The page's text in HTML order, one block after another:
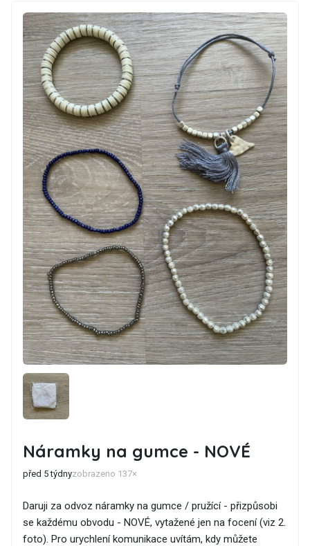
Náramky na gumce - NOVÉ
před 5 týdnyzobrazeno 137×
Daruji za odvoz náramky na gumce / pružící - přizpůsobi
se každému obvodu - NOVÉ, vytažené jen na focení (viz 2.
foto). Pro urychlení komunikace uvítám, kdy můžete